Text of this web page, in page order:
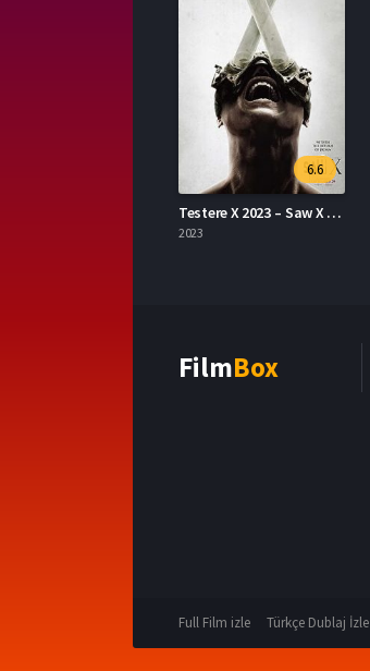
6.6
Testere X 2023 – Saw X 1080p Turkce Altyazi izle
2023
FilmBox
Full Film izle Türkçe Dublaj İzle